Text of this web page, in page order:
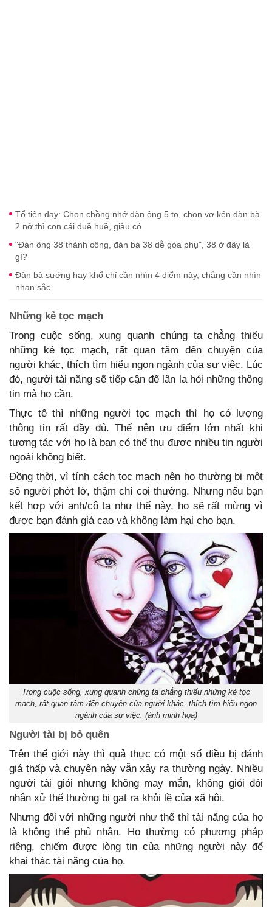
Tổ tiên dạy: Chọn chồng nhớ đàn ông 5 to, chọn vợ kén đàn bà
2 nở thì con cái đuề huề, giàu có
"Đàn ông 38 thành công, đàn bà 38 dễ góa phụ", 38 ở đây là
gì?
Đàn bà sướng hay khổ chỉ cần nhìn 4 điểm này, chẳng cần nhìn
nhan sắc
Những kẻ tọc mạch
Trong cuộc sống, xung quanh chúng ta chẳng thiếu
những kẻ tọc mạch, rất quan tâm đến chuyện của
người khác, thích tìm hiểu ngọn ngành của sự việc. Lúc
đó, người tài năng sẽ tiếp cận để lân la hỏi những thông
tin mà họ cần.
Thực tế thì những người tọc mạch thì họ có lượng
thông tin rất đầy đủ. Thế nên ưu điểm lớn nhất khi
tương tác với họ là bạn có thể thu được nhiều tin người
ngoài không biết.
Đồng thời, vì tính cách tọc mạch nên họ thường bị một
số người phớt lờ, thậm chí coi thường. Nhưng nếu bạn
kết hợp với anh/cô ta như thế này, họ sẽ rất mừng vì
được bạn đánh giá cao và không làm hại cho bạn.
Trong cuộc sống, xung quanh chúng ta chẳng thiếu những kẻ tọc
mạch, rất quan tâm đến chuyện của người khác, thích tìm hiểu ngọn
ngành của sự việc. (ảnh minh họa)
Người tài bị bỏ quên
Trên thế giới này thì quả thực có một số điều bị đánh
giá thấp và chuyện này vẫn xảy ra thường ngày. Nhiều
người tài giỏi nhưng không may mắn, không giỏi đói
nhân xử thế thường bị gạt ra khỏi lề của xã hội.
Nhưng đối với những người như thế thì tài năng của họ
là không thể phủ nhận. Họ thường có phương pháp
riêng, chiếm được lòng tin của những người này để
khai thác tài năng của họ.